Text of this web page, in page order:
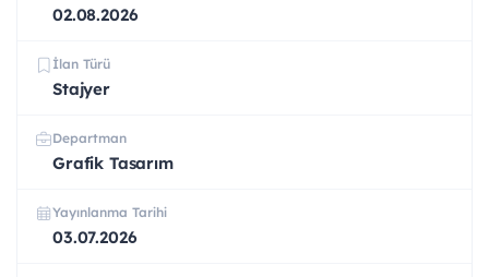
02.08.2026
İlan Türü
Stajyer
Departman
Grafik Tasarım
Yayınlanma Tarihi
03.07.2026